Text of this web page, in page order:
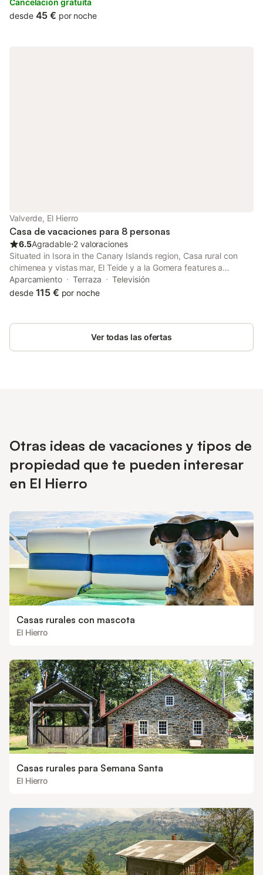
country house free of charge. The country house features a
shared...
Cancelación gratuita
desde 45 € por noche
Valverde, El Hierro
Casa de vacaciones para 8 personas
6.5Agradable⋅2 valoraciones
Situated in Isora in the Canary Islands region, Casa rural con
chimenea y vistas mar, El Teide y a la Gomera features a
balcony. 12 km from Roque de la Bonanza and 32 km from Faro
de Orchilla, the property provides a garden and barbecue
Aparcamiento Terraza
Televisión
desde 115 € por noche
Ver todas las ofertas
Otras ideas de vacaciones y tipos de
propiedad que te pueden interesar
en El Hierro
Casas rurales con mascota
El Hierro
Casas rurales para Semana Santa
El Hierro